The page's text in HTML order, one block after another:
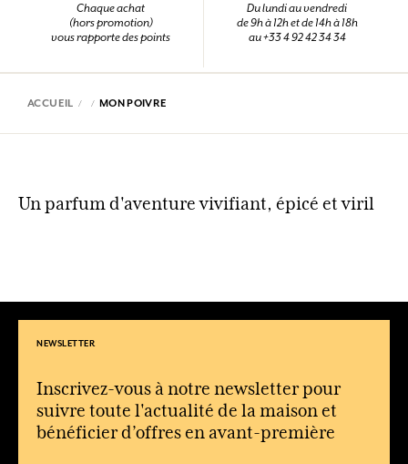
Chaque achat
(hors promotion)
vous rapporte des points
Du lundi au vendredi
de 9h à 12h et de 14h à 18h
au +33 4 92 42 34 34
ACCUEIL MON POIVRE
Un parfum d'aventure vivifiant, épicé et viril
NEWSLETTER
Inscrivez-vous à notre newsletter pour
suivre toute l'actualité de la maison et
bénéficier d’offres en avant-première